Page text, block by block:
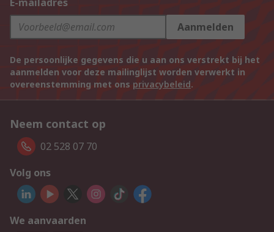
E-mailadres
Aanmelden
De persoonlijke gegevens die u aan ons verstrekt bij het
aanmelden voor deze mailinglijst worden verwerkt in
overeenstemming met ons privacybeleid.
Neem contact op
02 528 07 70
Volg ons
We aanvaarden